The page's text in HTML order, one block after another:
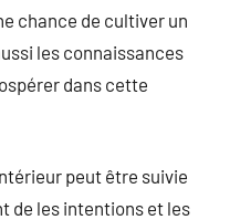
chance de cultiver un
les connaissances
dans cette
peut être suivie
de les intentions et les